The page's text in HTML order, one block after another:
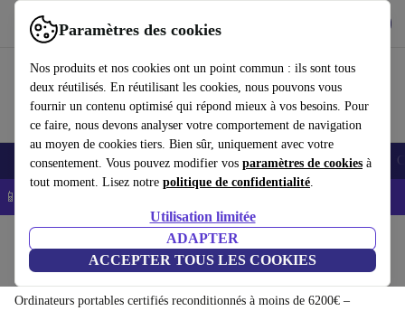
Paramètres des cookies
Nos produits et nos cookies ont un point commun : ils sont tous
deux réutilisés. En réutilisant les cookies, nous pouvons vous
fournir un contenu optimisé qui répond mieux à vos besoins. Pour
ce faire, nous devons analyser votre comportement de navigation
au moyen de cookies tiers. Bien sûr, uniquement avec votre
consentement. Vous pouvez modifier vos paramètres de cookies à
tout moment. Lisez notre politique de confidentialité.
Utilisation limitée
ADAPTER
ACCEPTER TOUS LES COOKIES
Utilisez refurbed rapidement et facilement
Smartphones Laptops Tablettes Montres connectées Accessoires
📱 -5% EXTRA sur les iPhones – Code : IPHONEDEAL -
Ordinateurs portables:
Ordinateurs portables certifiés reconditionnés à moins de 6200€ –